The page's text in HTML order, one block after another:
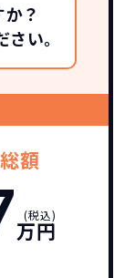
？
い。
額
万円
(税込)